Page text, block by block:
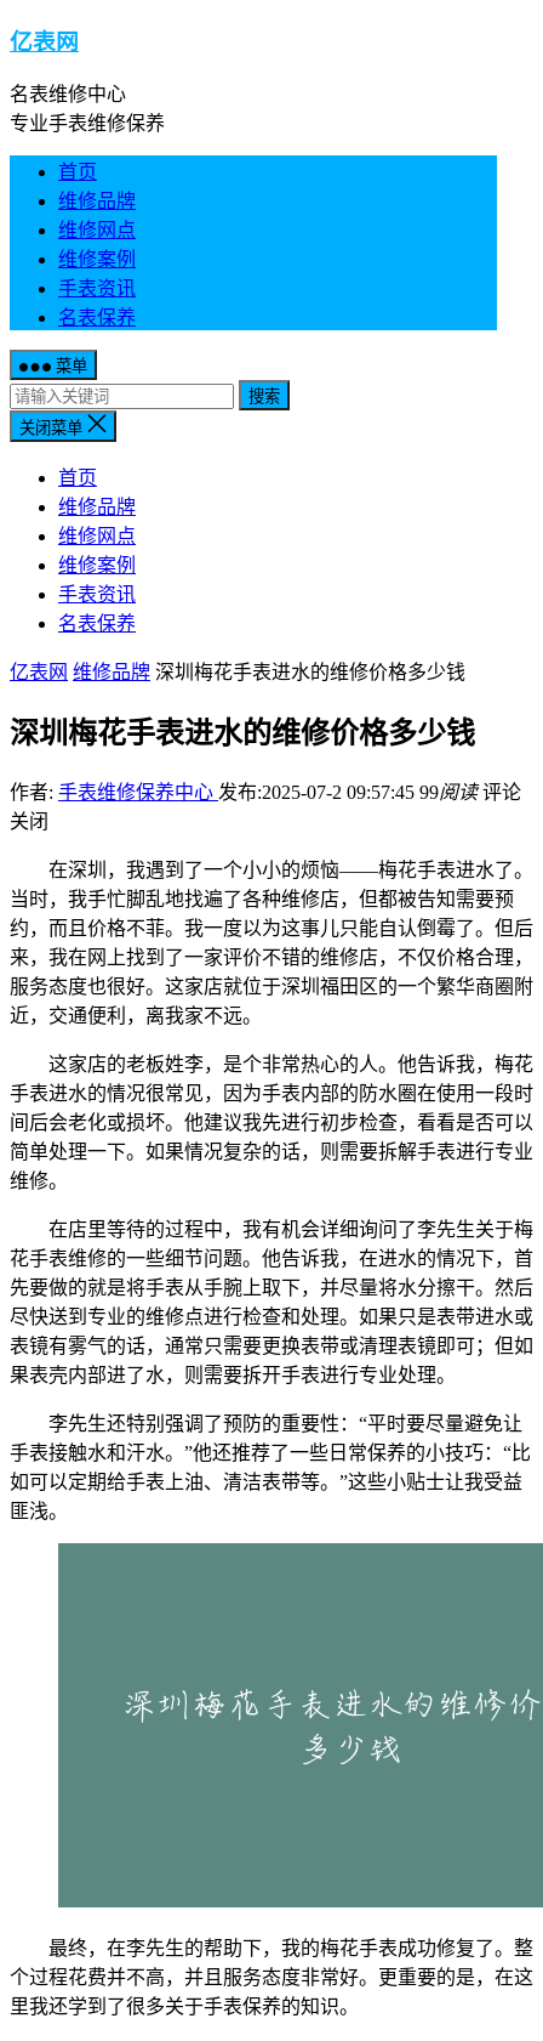
亿表网
名表维修中心
专业手表维修保养
首页
维修品牌
维修网点
维修案例
手表资讯
名表保养
菜单
搜索
关闭菜单
首页
维修品牌
维修网点
维修案例
手表资讯
名表保养
亿表网 维修品牌 深圳梅花手表进水的维修价格多少钱
深圳梅花手表进水的维修价格多少钱
作者: 手表维修保养中心 发布:2025-07-2 09:57:45 99阅读 评论
关闭
在深圳，我遇到了一个小小的烦恼——梅花手表进水了。
当时，我手忙脚乱地找遍了各种维修店，但都被告知需要预
约，而且价格不菲。我一度以为这事儿只能自认倒霉了。但后
来，我在网上找到了一家评价不错的维修店，不仅价格合理，
服务态度也很好。这家店就位于深圳福田区的一个繁华商圈附
近，交通便利，离我家不远。
这家店的老板姓李，是个非常热心的人。他告诉我，梅花
手表进水的情况很常见，因为手表内部的防水圈在使用一段时
间后会老化或损坏。他建议我先进行初步检查，看看是否可以
简单处理一下。如果情况复杂的话，则需要拆解手表进行专业
维修。
在店里等待的过程中，我有机会详细询问了李先生关于梅
花手表维修的一些细节问题。他告诉我，在进水的情况下，首
先要做的就是将手表从手腕上取下，并尽量将水分擦干。然后
尽快送到专业的维修点进行检查和处理。如果只是表带进水或
表镜有雾气的话，通常只需要更换表带或清理表镜即可；但如
果表壳内部进了水，则需要拆开手表进行专业处理。
李先生还特别强调了预防的重要性：“平时要尽量避免让
手表接触水和汗水。”他还推荐了一些日常保养的小技巧：“比
如可以定期给手表上油、清洁表带等。”这些小贴士让我受益
匪浅。
最终，在李先生的帮助下，我的梅花手表成功修复了。整
个过程花费并不高，并且服务态度非常好。更重要的是，在这
里我还学到了很多关于手表保养的知识。